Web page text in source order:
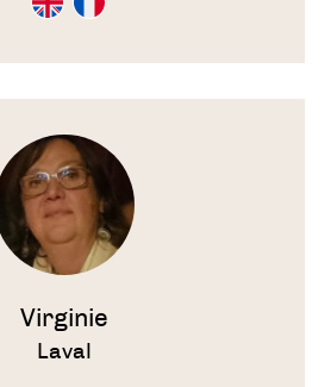
en
en
Virginie
Laval